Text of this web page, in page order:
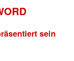
sein